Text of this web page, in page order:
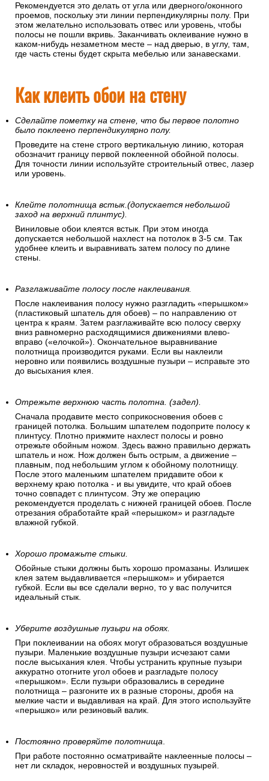
Рекомендуется это делать от угла или дверного/оконного
проемов, поскольку эти линии перпендикулярны полу. При
этом желательно использовать отвес или уровень, чтобы
полосы не пошли вкривь. Заканчивать оклеивание нужно в
каком-нибудь незаметном месте – над дверью, в углу, там,
где часть стены будет скрыта мебелью или занавесками.
Как клеить обои на стену
Сделайте пометку на стене, что бы первое полотно
было поклеено перпендикулярно полу.
Проведите на стене строго вертикальную линию, которая
обозначит границу первой поклеенной обойной полосы.
Для точности линии используйте строительный отвес, лазер
или уровень.
Клейте полотнища встык.(допускается небольшой
заход на верхний плинтус).
Виниловые обои клеятся встык. При этом иногда
допускается небольшой нахлест на потолок в 3-5 см. Так
удобнее клеить и выравнивать затем полосу по длине
стены.
Разглаживайте полосу после наклеивания.
После наклеивания полосу нужно разгладить «перышком»
(пластиковый шпатель для обоев) – по направлению от
центра к краям. Затем разглаживайте всю полосу сверху
вниз равномерно расходящимися движениями влево-
вправо («елочкой»). Окончательное выравнивание
полотнища производится руками. Если вы наклеили
неровно или появились воздушные пузыри – исправьте это
до высыхания клея.
Отрежьте верхнюю часть полотна. (задел).
Сначала продавите место соприкосновения обоев с
границей потолка. Большим шпателем подоприте полосу к
плинтусу. Плотно прижмите нахлест полосы и ровно
отрежьте обойным ножом. Здесь важно правильно держать
шпатель и нож. Нож должен быть острым, а движение –
плавным, под небольшим углом к обойному полотнищу.
После этого маленьким шпателем придавите обои к
верхнему краю потолка - и вы увидите, что край обоев
точно совпадет с плинтусом. Эту же операцию
рекомендуется проделать с нижней границей обоев. После
отрезания обработайте край «перышком» и разгладьте
влажной губкой.
Хорошо промажьте стыки.
Обойные стыки должны быть хорошо промазаны. Излишек
клея затем выдавливается «перышком» и убирается
губкой. Если вы все сделали верно, то у вас получится
идеальный стык.
Уберите воздушные пузыри на обоях.
При поклеивании на обоях могут образоваться воздушные
пузыри. Маленькие воздушные пузыри исчезают сами
после высыхания клея. Чтобы устранить крупные пузыри
аккуратно отогните угол обоев и разгладьте полосу
«перышком». Если пузыри образовались в середине
полотнища – разгоните их в разные стороны, дробя на
мелкие части и выдавливая на край. Для этого используйте
«перышко» или резиновый валик.
Постоянно проверяйте полотнища.
При работе постоянно осматривайте наклеенные полосы –
нет ли складок, неровностей и воздушных пузырей.